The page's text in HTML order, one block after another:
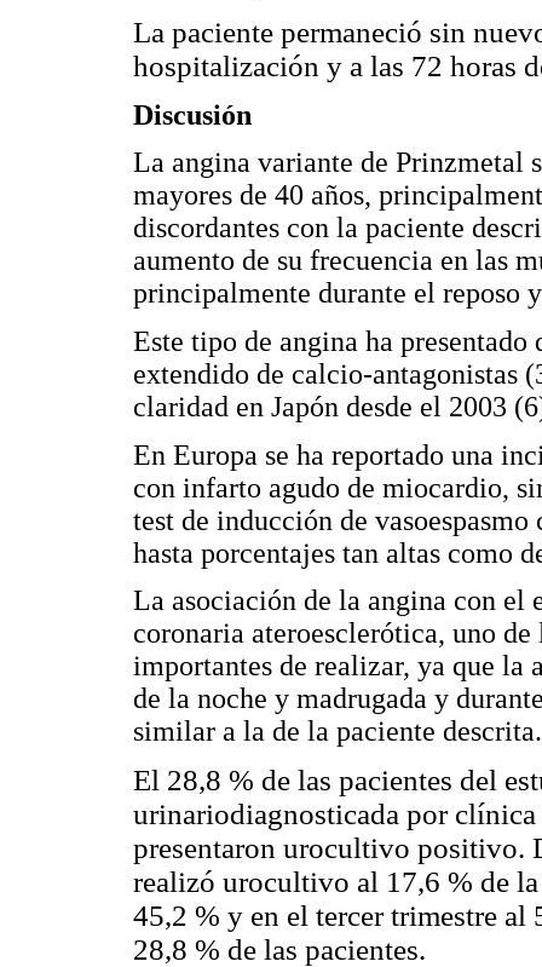
La paciente permaneció sin
hospitalización y a las 72 horas
Discusión
La angina variante de Prinzmetal
mayores de 40 años,
discordantes con la paciente
aumento de su frecuencia en las
principalmente durante el reposo
Este tipo de angina ha
extendido de calcio-antagonistas
claridad en Japón desde el 2003
En Europa se ha reportado una
con infarto agudo de miocardio,
test de inducción de
hasta porcentajes tan altas como
La asociación de la angina con el
coronaria ateroesclerótica, uno
importantes de realizar, ya que la
de la noche y madrugada y
similar a la de la paciente descrita.
El 28,8 % de las pacientes del
urinariodiagnosticada por
presentaron urocultivo positivo.
realizó urocultivo al 17,6 % de
45,2 % y en el tercer trimestre
28,8 % de las pacientes.